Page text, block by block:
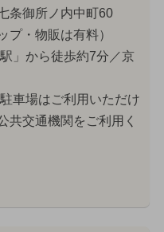
条御所ノ内中町60
プ・物販は有料）
」から徒歩約7分／京
車場はご利用いただけ
共交通機関をご利用く